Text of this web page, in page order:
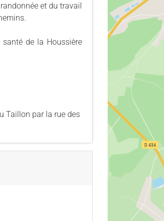
et du travail
de la Houssière
Taillon par la rue des